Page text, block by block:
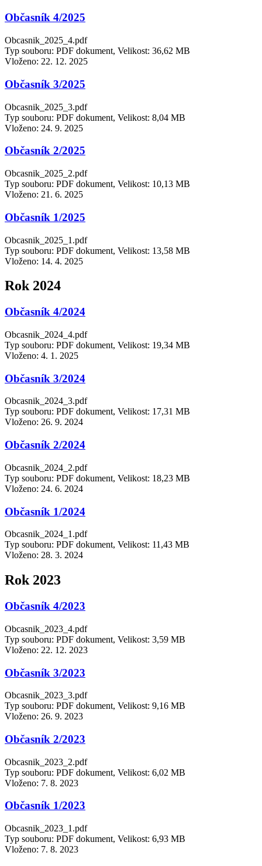
Občasník 4/2025
Obcasnik_2025_4.pdf
Typ souboru: PDF dokument, Velikost: 36,62 MB
Vloženo: 22. 12. 2025
Občasník 3/2025
Obcasnik_2025_3.pdf
Typ souboru: PDF dokument, Velikost: 8,04 MB
Vloženo: 24. 9. 2025
Občasník 2/2025
Obcasnik_2025_2.pdf
Typ souboru: PDF dokument, Velikost: 10,13 MB
Vloženo: 21. 6. 2025
Občasník 1/2025
Obcasnik_2025_1.pdf
Typ souboru: PDF dokument, Velikost: 13,58 MB
Vloženo: 14. 4. 2025
Rok 2024
Občasník 4/2024
Obcasnik_2024_4.pdf
Typ souboru: PDF dokument, Velikost: 19,34 MB
Vloženo: 4. 1. 2025
Občasník 3/2024
Obcasnik_2024_3.pdf
Typ souboru: PDF dokument, Velikost: 17,31 MB
Vloženo: 26. 9. 2024
Občasník 2/2024
Obcasnik_2024_2.pdf
Typ souboru: PDF dokument, Velikost: 18,23 MB
Vloženo: 24. 6. 2024
Občasník 1/2024
Obcasnik_2024_1.pdf
Typ souboru: PDF dokument, Velikost: 11,43 MB
Vloženo: 28. 3. 2024
Rok 2023
Občasník 4/2023
Obcasnik_2023_4.pdf
Typ souboru: PDF dokument, Velikost: 3,59 MB
Vloženo: 22. 12. 2023
Občasník 3/2023
Obcasnik_2023_3.pdf
Typ souboru: PDF dokument, Velikost: 9,16 MB
Vloženo: 26. 9. 2023
Občasník 2/2023
Obcasnik_2023_2.pdf
Typ souboru: PDF dokument, Velikost: 6,02 MB
Vloženo: 7. 8. 2023
Občasník 1/2023
Obcasnik_2023_1.pdf
Typ souboru: PDF dokument, Velikost: 6,93 MB
Vloženo: 7. 8. 2023